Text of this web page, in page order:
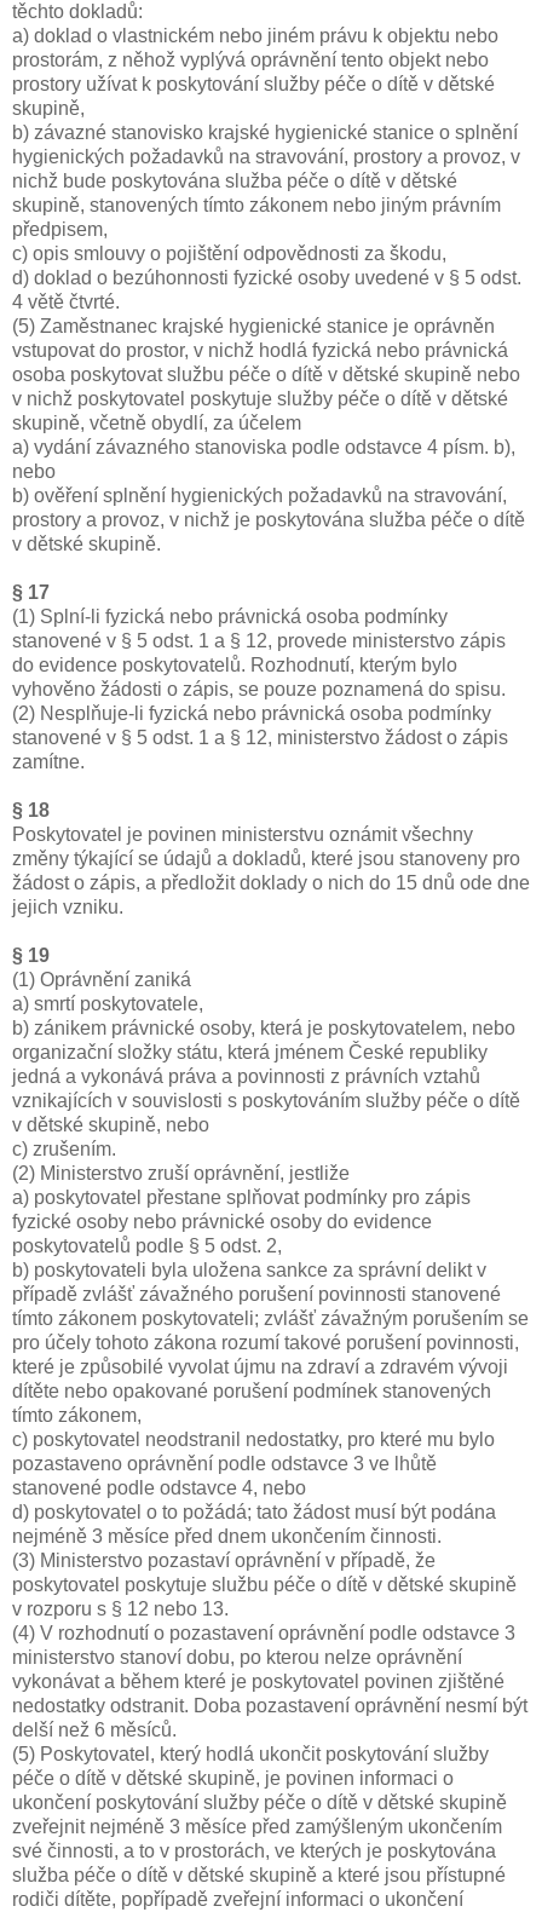
těchto dokladů:
a) doklad o vlastnickém nebo jiném právu k objektu nebo
prostorám, z něhož vyplývá oprávnění tento objekt nebo
prostory užívat k poskytování služby péče o dítě v dětské
skupině,
b) závazné stanovisko krajské hygienické stanice o splnění
hygienických požadavků na stravování, prostory a provoz, v
nichž bude poskytována služba péče o dítě v dětské
skupině, stanovených tímto zákonem nebo jiným právním
předpisem,
c) opis smlouvy o pojištění odpovědnosti za škodu,
d) doklad o bezúhonnosti fyzické osoby uvedené v § 5 odst.
4 větě čtvrté.
(5) Zaměstnanec krajské hygienické stanice je oprávněn
vstupovat do prostor, v nichž hodlá fyzická nebo právnická
osoba poskytovat službu péče o dítě v dětské skupině nebo
v nichž poskytovatel poskytuje služby péče o dítě v dětské
skupině, včetně obydlí, za účelem
a) vydání závazného stanoviska podle odstavce 4 písm. b),
nebo
b) ověření splnění hygienických požadavků na stravování,
prostory a provoz, v nichž je poskytována služba péče o dítě
v dětské skupině.
§ 17
(1) Splní-li fyzická nebo právnická osoba podmínky
stanovené v § 5 odst. 1 a § 12, provede ministerstvo zápis
do evidence poskytovatelů. Rozhodnutí, kterým bylo
vyhověno žádosti o zápis, se pouze poznamená do spisu.
(2) Nesplňuje-li fyzická nebo právnická osoba podmínky
stanovené v § 5 odst. 1 a § 12, ministerstvo žádost o zápis
zamítne.
§ 18
Poskytovatel je povinen ministerstvu oznámit všechny
změny týkající se údajů a dokladů, které jsou stanoveny pro
žádost o zápis, a předložit doklady o nich do 15 dnů ode dne
jejich vzniku.
§ 19
(1) Oprávnění zaniká
a) smrtí poskytovatele,
b) zánikem právnické osoby, která je poskytovatelem, nebo
organizační složky státu, která jménem České republiky
jedná a vykonává práva a povinnosti z právních vztahů
vznikajících v souvislosti s poskytováním služby péče o dítě
v dětské skupině, nebo
c) zrušením.
(2) Ministerstvo zruší oprávnění, jestliže
a) poskytovatel přestane splňovat podmínky pro zápis
fyzické osoby nebo právnické osoby do evidence
poskytovatelů podle § 5 odst. 2,
b) poskytovateli byla uložena sankce za správní delikt v
případě zvlášť závažného porušení povinnosti stanovené
tímto zákonem poskytovateli; zvlášť závažným porušením se
pro účely tohoto zákona rozumí takové porušení povinnosti,
které je způsobilé vyvolat újmu na zdraví a zdravém vývoji
dítěte nebo opakované porušení podmínek stanovených
tímto zákonem,
c) poskytovatel neodstranil nedostatky, pro které mu bylo
pozastaveno oprávnění podle odstavce 3 ve lhůtě
stanovené podle odstavce 4, nebo
d) poskytovatel o to požádá; tato žádost musí být podána
nejméně 3 měsíce před dnem ukončením činnosti.
(3) Ministerstvo pozastaví oprávnění v případě, že
poskytovatel poskytuje službu péče o dítě v dětské skupině
v rozporu s § 12 nebo 13.
(4) V rozhodnutí o pozastavení oprávnění podle odstavce 3
ministerstvo stanoví dobu, po kterou nelze oprávnění
vykonávat a během které je poskytovatel povinen zjištěné
nedostatky odstranit. Doba pozastavení oprávnění nesmí být
delší než 6 měsíců.
(5) Poskytovatel, který hodlá ukončit poskytování služby
péče o dítě v dětské skupině, je povinen informaci o
ukončení poskytování služby péče o dítě v dětské skupině
zveřejnit nejméně 3 měsíce před zamýšleným ukončením
své činnosti, a to v prostorách, ve kterých je poskytována
služba péče o dítě v dětské skupině a které jsou přístupné
rodiči dítěte, popřípadě zveřejní informaci o ukončení